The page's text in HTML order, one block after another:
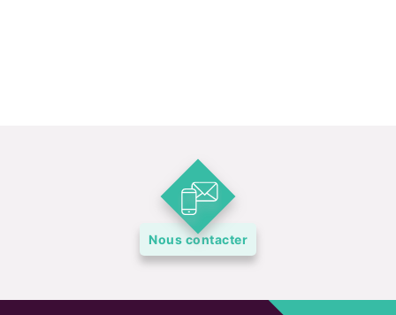
Nous contacter